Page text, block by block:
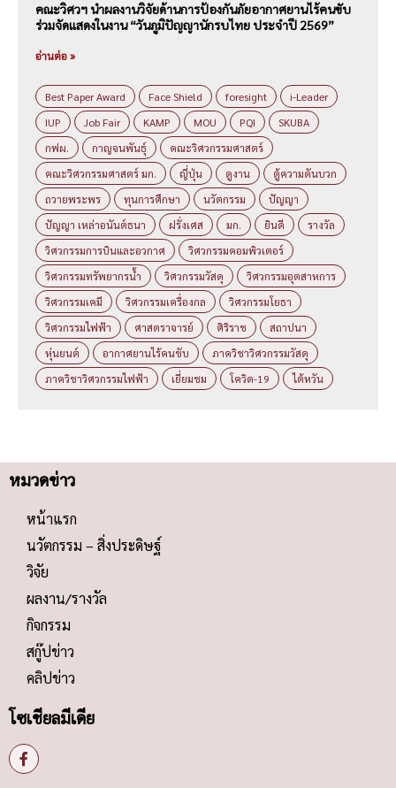
คณะวิศวฯ นำผลงานวิจัยด้านการป้องกันภัยอากาศยานไร้คนขับ
ร่วมจัดแสดงในงาน “วันภูมิปัญญานักรบไทย ประจำปี 2569”
อ่านต่อ »
Best Paper Award Face Shield foresight
i-Leader
IUP
Job Fair KAMP MOU PQI
SKUBA
กฟผ.
กาญจนพันธุ์
คณะวิศวกรรมศาสตร์
คณะวิศวกรรมศาสตร์ มก.
ญี่ปุ่น ดูงาน
ตู้ความดันบวก
ถวายพระพร
ทุนการศึกษา นวัตกรรม
ปัญญา
ปัญญา เหล่าอนันต์ธนา
ฝรั่งเศส มก. ยินดี
รางวัล
วิศวกรรมการบินและอวกาศ
วิศวกรรมคอมพิวเตอร์
วิศวกรรมทรัพยากรน้ำ
วิศวกรรมวัสดุ
วิศวกรรมอุตสาหการ
วิศวกรรมเคมี
วิศวกรรมเครื่องกล
วิศวกรรมโยธา
วิศวกรรมไฟฟ้า
ศาสตราจารย์ ศิริราช
สถาปนา
หุ่นยนต์
อากาศยานไร้คนขับ
ภาควิชาวิศวกรรมวัสดุ
ภาควิชาวิศวกรรมไฟฟ้า
เยี่ยมชม โควิด-19 ไต้หวัน
หมวดข่าว
หน้าแรก
นวัตกรรม – สิ่งประดิษฐ์
วิจัย
ผลงาน/รางวัล
กิจกรรม
สกู๊ปข่าว
คลิปข่าว
โซเชียลมีเดีย